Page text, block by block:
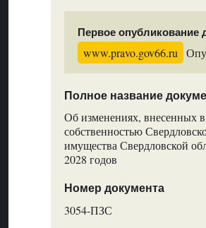
Первое опубликование
www.pravo.gov66.ru
Полное название
Об изменениях, внесенных
собственностью
имущества Свердловской
2028 годов
Номер документа
3054-ПЗС